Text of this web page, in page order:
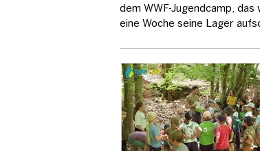
dem WWF-Jugendcamp,
eine Woche seine Lager